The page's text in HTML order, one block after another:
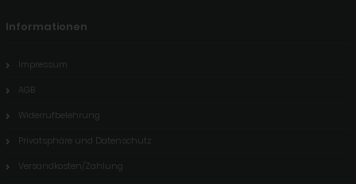
Informationen
Impressum
AGB
Widerrufbelehrung
Privatsphäre und Datenschutz
Versandkosten/Zahlung